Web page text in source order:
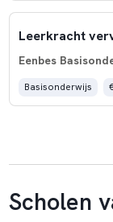
Leerkracht
Eenbes
Basisonderwijs
Scholen